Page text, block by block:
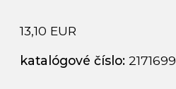
13,10 EUR
katalógové číslo: 2171699